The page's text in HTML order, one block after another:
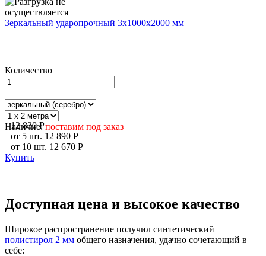
Зеркальный ударопрочный 3х1000х2000 мм
Количество
Наличие: поставим под заказ
12 830 P
от 5 шт. 12 890 P
от 10 шт. 12 670 P
Купить
Доступная цена и высокое качество
Широкое распространение получил синтетический
полистирол 2 мм общего назначения, удачно сочетающий в
себе: